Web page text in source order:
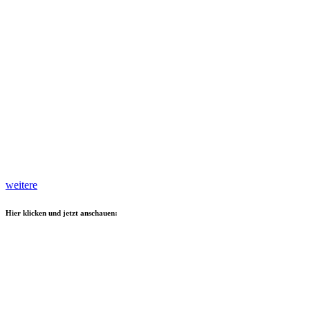
weitere
Hier klicken und jetzt anschauen: